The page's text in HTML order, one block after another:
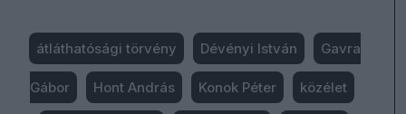
átláthatósági törvény Dévényi István Gavra
Gábor Hont András Konok Péter közélet